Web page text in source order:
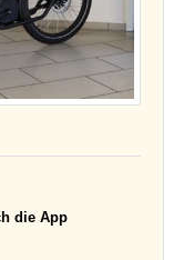
die App